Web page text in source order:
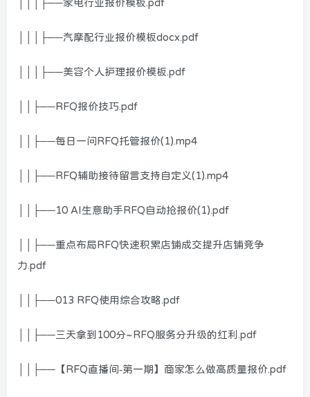
│││├──家电行业报价模板.pdf
│││├──汽摩配行业报价模板docx.pdf
│││├──美容个人护理报价模板.pdf
││├──RFQ报价技巧.pdf
││├──每日一问RFQ托管报价(1).mp4
││├──RFQ辅助接待留言支持自定义(1).mp4
││├──10 AI生意助手RFQ自动抢报价(1).pdf
││├──重点布局RFQ快速积累店铺成交提升店铺竞争
力.pdf
││├──013 RFQ使用综合攻略.pdf
││├──三天拿到100分~RFQ服务分升级的红利.pdf
││├──【RFQ直播间-第一期】商家怎么做高质量报价.pdf